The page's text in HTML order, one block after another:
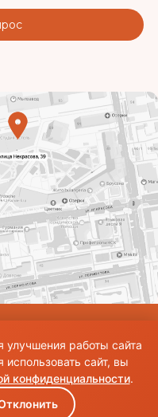
и тексты принадлежат ихработы сайта
сайт, вы
конфиденциальности.